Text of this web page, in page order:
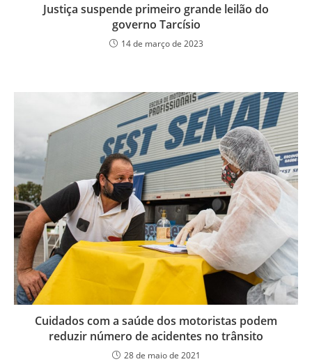
Justiça suspende primeiro grande leilão do
governo Tarcísio
14 de março de 2023
Cuidados com a saúde dos motoristas podem
reduzir número de acidentes no trânsito
28 de maio de 2021